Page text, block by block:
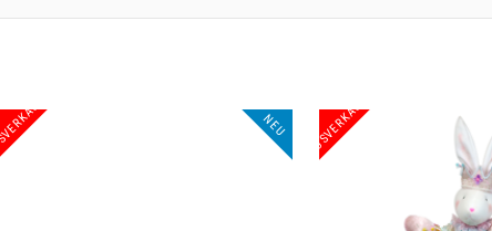
NEU AUSVERKAUF